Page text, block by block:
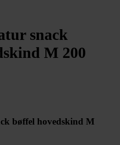
snack
M 200
bøffel hovedskind M